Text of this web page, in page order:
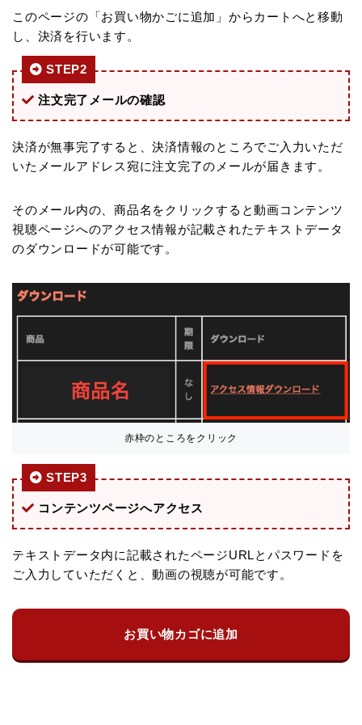
このページの「お買い物かごに追加」からカートへと移動
し、決済を行います。
STEP2
注文完了メールの確認
決済が無事完了すると、決済情報のところでご入力いただ
いたメールアドレス宛に注文完了のメールが届きます。
そのメール内の、商品名をクリックすると動画コンテンツ
視聴ページへのアクセス情報が記載されたテキストデータ
のダウンロードが可能です。
赤枠のところをクリック
STEP3
コンテンツページへアクセス
テキストデータ内に記載されたページURLとパスワードを
ご入力していただくと、動画の視聴が可能です。
お買い物カゴに追加